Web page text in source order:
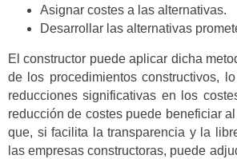
Asignar costes a las alternativas.
Desarrollar las alternativas
El constructor puede aplicar dicha
de los procedimientos constructivos,
reducciones significativas en los
reducción de costes puede beneficiar
que, si facilita la transparencia y la
las empresas constructoras, puede